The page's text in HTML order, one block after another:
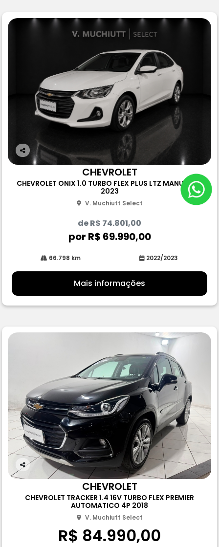
Co
rtil
CHEVROLET
CHEVROLET ONIX 1.0 TURBO FLEX PLUS LTZ MANUAL 4P
2023
V. Muchiutt Select
de R$ 74.801,00
por R$ 69.990,00
66.798 km 2022/2023
Mais informações
Co
rtil
CHEVROLET
CHEVROLET TRACKER 1.4 16V TURBO FLEX PREMIER
AUTOMATICO 4P 2018
V. Muchiutt Select
R$ 84.990,00